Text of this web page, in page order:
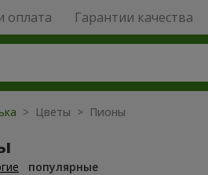
оплата Гарантии качества
> Цветы > Пионы
популярные